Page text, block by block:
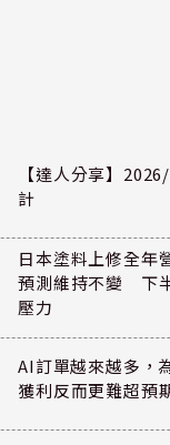
【達人分享】
計
日本塗料上修全年
預測維持不變 下
壓力
AI訂單越來越多，
獲利反而更難超預